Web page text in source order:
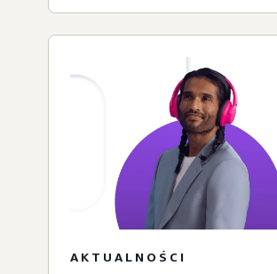
AKTUALNOŚCI